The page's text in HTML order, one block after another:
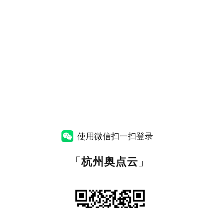
使用微信扫一扫登录
「杭州奥点云 」